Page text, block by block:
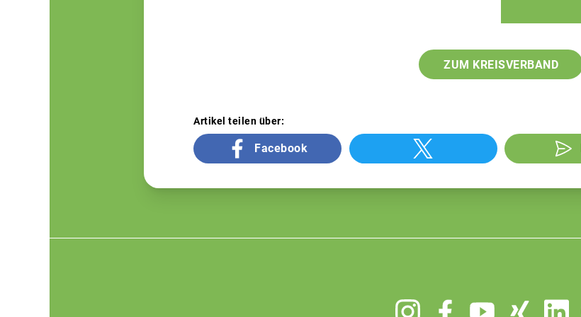
ZUM KREISVERBAND
Artikel teilen über:
Facebook